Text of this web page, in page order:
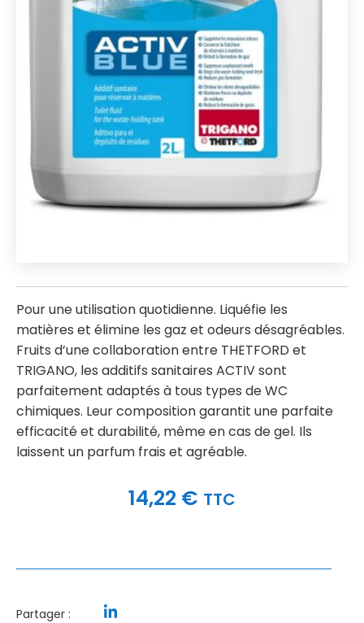
Pour une utilisation quotidienne. Liquéfie les
matières et élimine les gaz et odeurs désagréables.
Fruits d’une collaboration entre THETFORD et
TRIGANO, les additifs sanitaires ACTIV sont
parfaitement adaptés à tous types de WC
chimiques. Leur composition garantit une parfaite
efficacité et durabilité, même en cas de gel. Ils
laissent un parfum frais et agréable.
14,22 € TTC
Partager :